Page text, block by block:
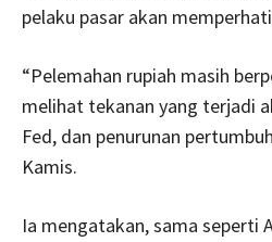
pelaku pasar akan
“Pelemahan rupiah masih
melihat tekanan yang terjadi
Fed, dan penurunan
Kamis.
Ia mengatakan, sama seperti